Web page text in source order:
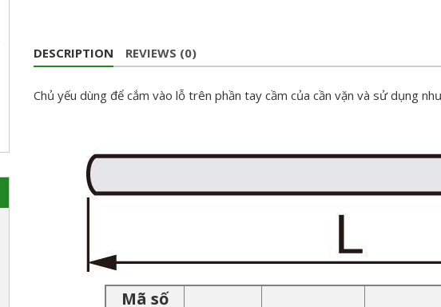
DESCRIPTION REVIEWS (0)
Chủ yếu dùng để cắm vào lỗ trên phần tay cầm của cần vặn và sử dụng
Mã số